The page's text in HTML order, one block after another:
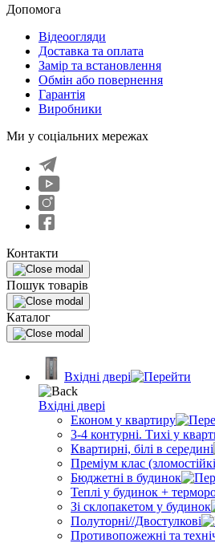
Допомога
Відеоогляди
Доставка та оплата
Замір та встановлення
Обмін або повернення
Гарантія
Виробники
Ми у соціальних мережах
Контакти
Пошук товарів
Каталог
Вхідні двері
Вхідні двері
Економ у квартиру
3-4 контурні. Тихі у
Квартирні, білі в середині
Преміум клас
Бюджетні в будинок
Теплі у будинок +
Зі склопакетом у будинок
Полуторні//Двостулкові
Противопожежні та